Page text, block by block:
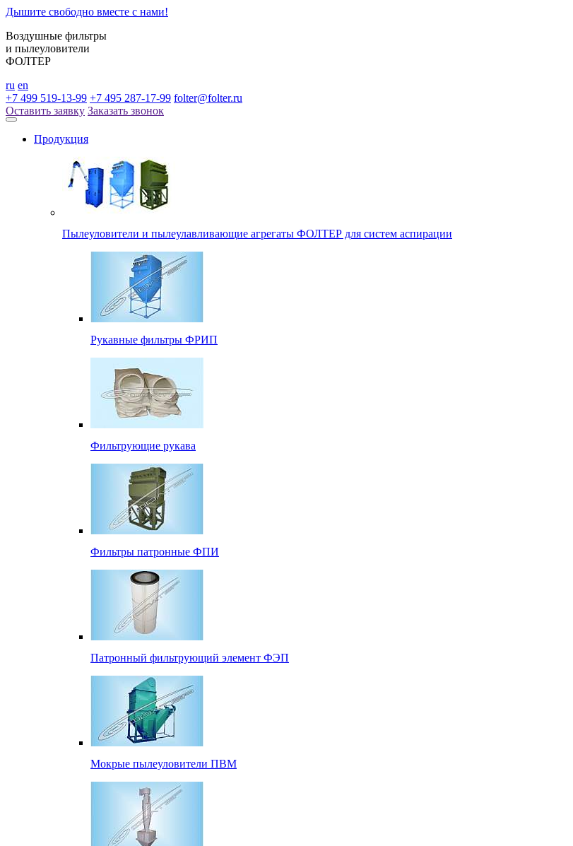
Дышите свободно вместе с нами!
Воздушные фильтры
и пылеуловители
ФОЛТЕР
ru en
+7 499 519-13-99 +7 495 287-17-99 folter@folter.ru
Оставить заявку Заказать звонок
Продукция
Пылеуловители и пылеулавливающие агрегаты ФОЛТЕР для систем аспирации
Рукавные фильтры ФРИП
Фильтрующие рукава
Фильтры патронные ФПИ
Патронный фильтрующий элемент ФЭП
Мокрые пылеуловители ПВМ